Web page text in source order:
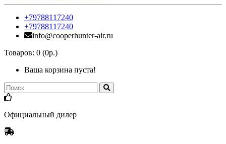
+79788117240
+79788117240
info@cooperhunter-air.ru
Товаров: 0 (0р.)
Ваша корзина пуста!
Официальный дилер